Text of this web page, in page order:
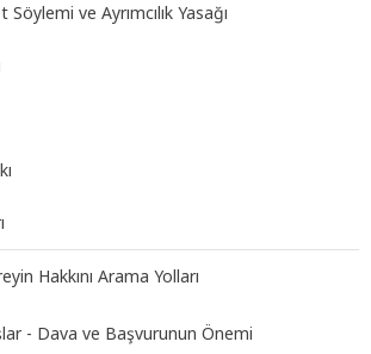
ve Ayrımcılık Yasağı
Hakkını Arama Yolları
- Dava ve Başvurunun Önemi